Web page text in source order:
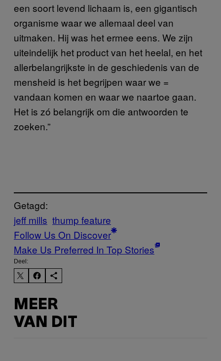
een soort levend lichaam is, een gigantisch
organisme waar we allemaal deel van
uitmaken. Hij was het ermee eens. We zijn
uiteindelijk het product van het heelal, en het
allerbelangrijkste in de geschiedenis van de
mensheid is het begrijpen waar we =
vandaan komen en waar we naartoe gaan.
Het is zó belangrijk om die antwoorden te
zoeken.”
Getagd:
jeff mills thump feature
Follow Us On Discover
Make Us Preferred In Top Stories
Deel:
MEER
VAN DIT